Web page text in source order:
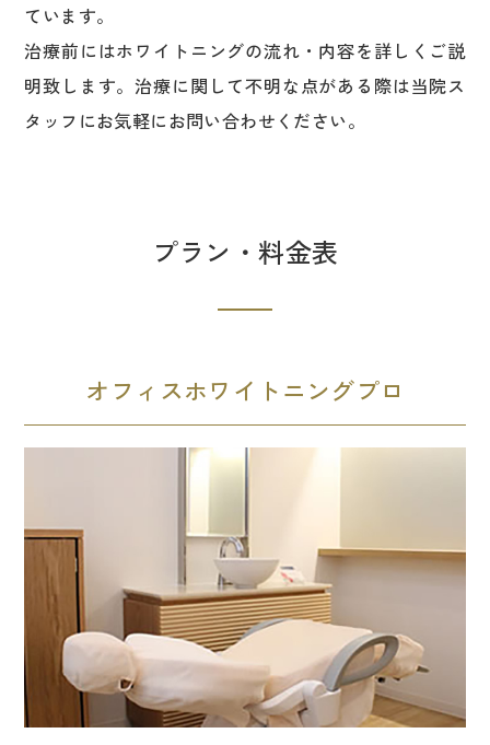
ています。
治療前にはホワイトニングの流れ・内容を詳しくご説
明致します。治療に関して不明な点がある際は当院ス
タッフにお気軽にお問い合わせください。
プラン・料金表
オフィスホワイトニングプロ